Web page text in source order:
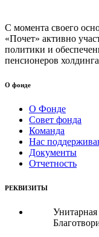
С момента своего
«Почет» активно
политики и
пенсионеров
О фонде
О Фонде
Совет фонда
Команда
Нас
Документы
Отчетность
РЕКВИЗИТЫ
Унитарная